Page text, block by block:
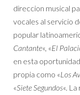
direccion musical
vocales al servicio
popular
Cantante«, «El
en esta
propia como «Los
«Siete Segundos«.